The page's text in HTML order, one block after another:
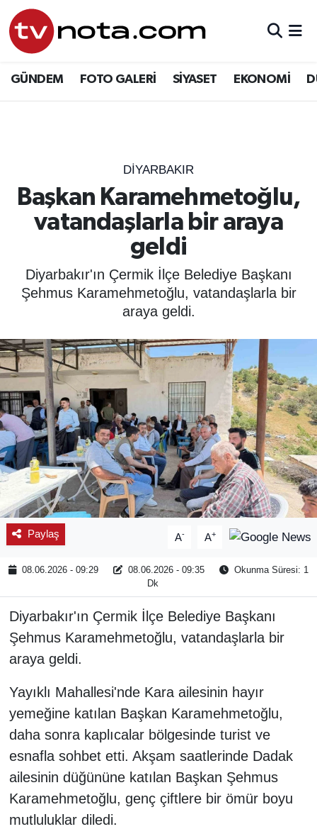
GÜNDEM FOTO GALERİ SİYASET EKONOMİ
DIYARBAKIR
Başkan Karamehmetoğlu,
vatandaşlarla bir araya
geldi
Diyarbakır'ın Çermik İlçe Belediye Başkanı
Şehmus Karamehmetoğlu, vatandaşlarla bir
araya geldi.
Paylaş A- A+
08.06.2026 - 09:29 08.06.2026 - 09:35
Okunma Süresi: 1
Dk
Diyarbakır'ın Çermik İlçe Belediye Başkanı
Şehmus Karamehmetoğlu, vatandaşlarla bir
araya geldi.
Yayıklı Mahallesi'nde Kara ailesinin hayır
yemeğine katılan Başkan Karamehmetoğlu,
daha sonra kaplıcalar bölgesinde turist ve
esnafla sohbet etti. Akşam saatlerinde Dadak
ailesinin düğününe katılan Başkan Şehmus
Karamehmetoğlu, genç çiftlere bir ömür boyu
mutluluklar diledi.
GÜNDEM
YURT
EĞİTİM
ÖZEL HABER
SPOR
ÇEVRE
YAŞAM
BİLİM - TEKNOLOJİ
KADIN
KÜLTÜR SANAT
Hava Durumu
Son Dakika Haberleri
Haber Arşivi